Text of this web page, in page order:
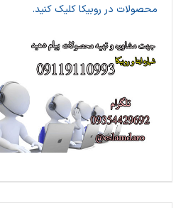
محصولات در روبیکا کلیک کنید.